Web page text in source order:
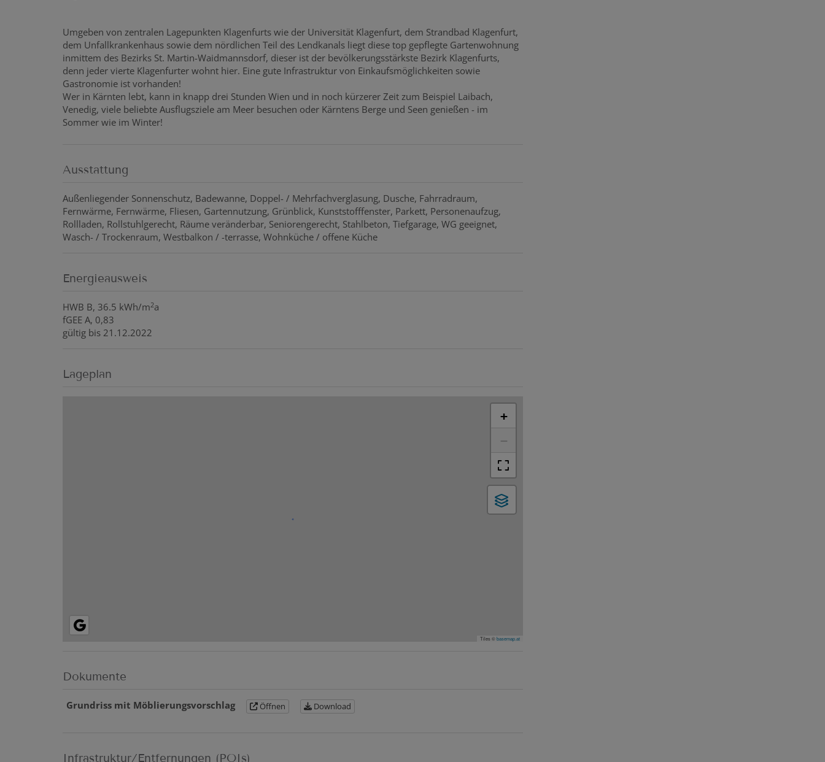
Umgeben von zentralen Lagepunkten Klagenfurts wie der Universität Klagenfurt, dem Strandbad Klagenfurt,
dem Unfallkrankenhaus sowie dem nördlichen Teil des Lendkanals liegt diese top gepflegte Gartenwohnung
inmittem des Bezirks St. Martin-Waidmannsdorf, dieser ist der bevölkerungsstärkste Bezirk Klagenfurts,
denn jeder vierte Klagenfurter wohnt hier. Eine gute Infrastruktur von Einkaufsmöglichkeiten sowie
Gastronomie ist vorhanden!
Wer in Kärnten lebt, kann in knapp drei Stunden Wien und in noch kürzerer Zeit zum Beispiel Laibach,
Venedig, viele beliebte Ausflugsziele am Meer besuchen oder Kärntens Berge und Seen genießen - im
Sommer wie im Winter!
Ausstattung
Außenliegender Sonnenschutz Badewanne Doppel- / Mehrfachverglasung Dusche Fahrradraum
Fernwärme Fernwärme Fliesen Gartennutzung Grünblick Kunststofffenster Parkett Personenaufzug
Rollladen Rollstuhlgerecht Räume veränderbar Seniorengerecht Stahlbeton Tiefgarage WG geeignet
Wasch- / Trockenraum Westbalkon / -terrasse Wohnküche / offene Küche
Energieausweis
HWB B, 36.5 kWh/m2a
fGEE A, 0,83
gültig bis 21.12.2022
Lageplan
+
−
Tiles ©basemap.at
Dokumente
Grundriss mit Möblierungsvorschlag Öffnen Download
Infrastruktur/Entfernungen (POIs)